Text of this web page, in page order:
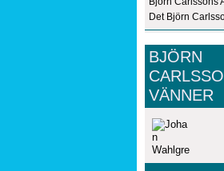
Det Björn
BJÖRN
VÄNNER